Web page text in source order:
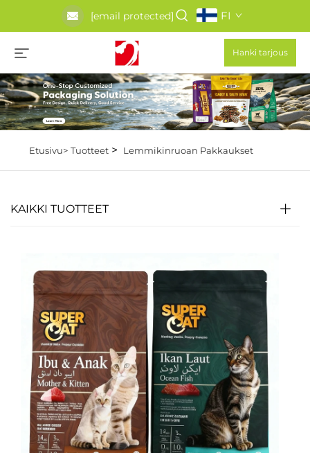
[email protected] FI
Hanki tarjous
Etusivu> Tuotteet> Lemmikinruoan Pakkaukset
KAIKKI TUOTTEET